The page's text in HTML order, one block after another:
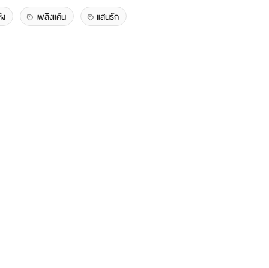
เพลิงแค้น แสนรัก